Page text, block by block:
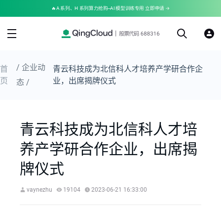
🔥A 系列、H 系列算力抢购--AI 模型训练专用 立即申请 →
首
页
/ 企业动
态 /
青云科技成为北信科人才培养产学研合作企
业，出席揭牌仪式
青云科技成为北信科人才培
养产学研合作企业，出席揭
牌仪式
vaynezhu 19104 2023-06-21 16:33:00